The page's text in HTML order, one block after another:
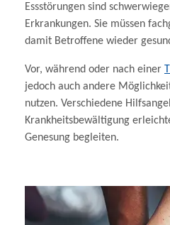
Essstörungen sind
Erkrankungen. Sie müssen
damit Betroffene wieder
Vor, während oder nach einer
jedoch auch andere
nutzen. Verschiedene
Krankheitsbewältigung
Genesung begleiten.